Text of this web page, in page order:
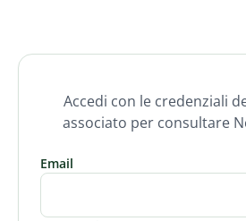
Accedi con le credenziali
associato per consultare
Email